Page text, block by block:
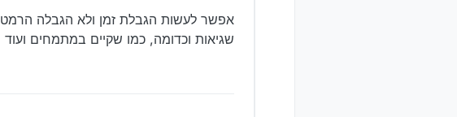
אפשר לעשות הגבלת זמן ולא הגבלה
שגיאות וכדומה, כמו שקיים במתמחים ועוד